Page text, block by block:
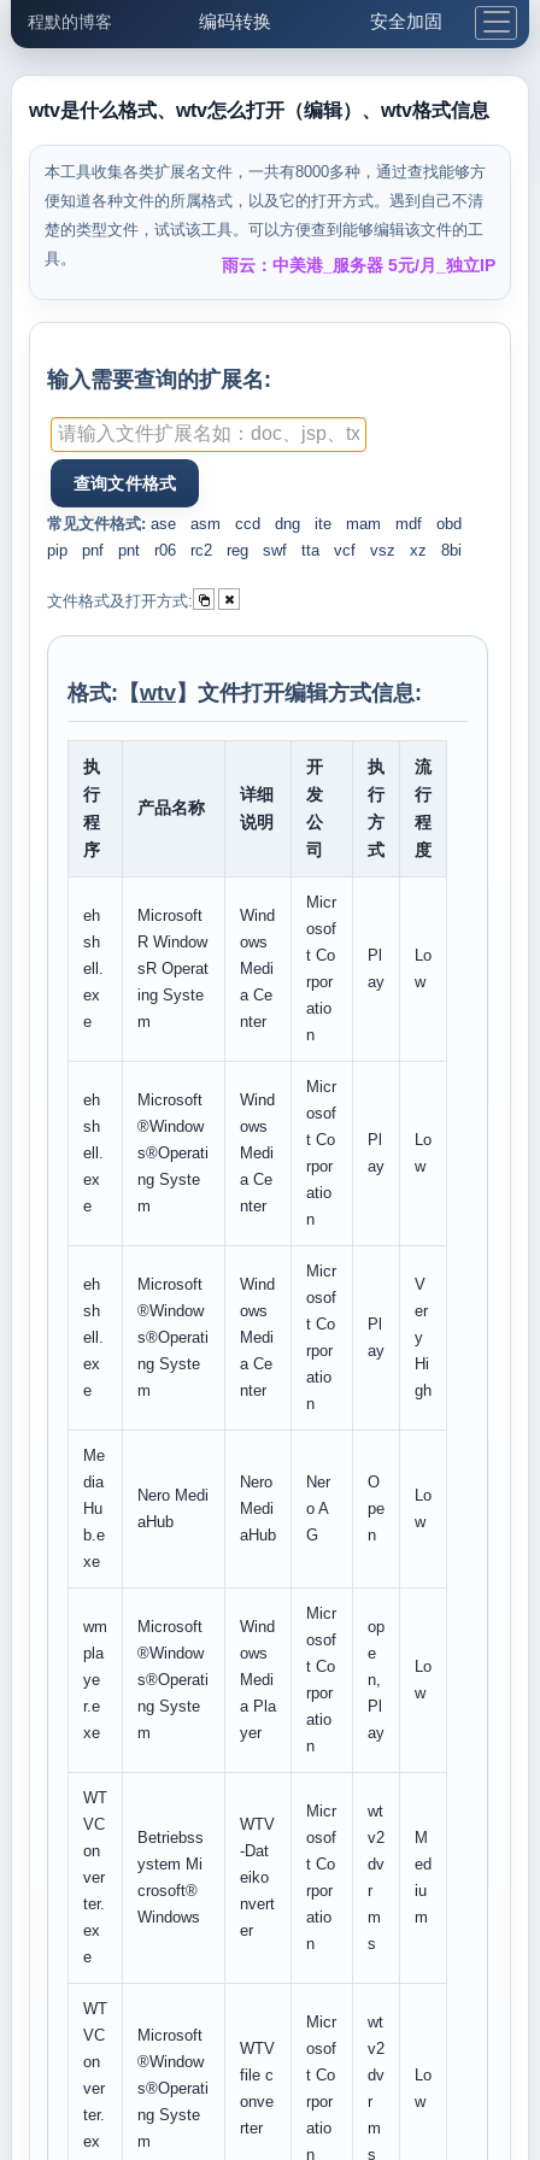
程默的博客 编码转换 安全加固
邮件工具 生活便民 更多工具
5.1支付宝大红包
wtv是什么格式、wtv怎么打开（编辑）、wtv格式信息
本工具收集各类扩展名文件，一共有8000多种，通过查找能够方
便知道各种文件的所属格式，以及它的打开方式。遇到自己不清
楚的类型文件，试试该工具。可以方便查到能够编辑该文件的工
具。
雨云：中美港_服务器 5元/月_独立IP
输入需要查询的扩展名:
常见文件格式: ase asm ccd dng ite mam mdf
obd
pip
pnf pnt r06 rc2 reg swf tta vcf vsz xz 8bi
文件格式及打开方式:
格式:【wtv】文件打开编辑方式信息:
执
行
程
序
产品名称
详细
说明
开
发
公
司
执
行
方
式
流
行
程
度
eh
sh
ell.
ex
e
Microsoft
R Window
sR Operat
ing Syste
m
Wind
ows
Medi
a Ce
nter
Micr
osof
t Co
rpor
atio
n
Pl
ay
Lo
w
eh
sh
ell.
ex
e
Microsoft
®Window
s®Operati
ng Syste
m
Wind
ows
Medi
a Ce
nter
Micr
osof
t Co
rpor
atio
n
Pl
ay
Lo
w
eh
sh
ell.
ex
e
Microsoft
®Window
s®Operati
ng Syste
m
Wind
ows
Medi
a Ce
nter
Micr
osof
t Co
rpor
atio
n
Pl
ay
V
er
y
Hi
gh
Me
dia
Hu
b.e
xe
Nero Medi
aHub
Nero
Medi
aHub
Ner
o A
G
O
pe
n
Lo
w
wm
pla
ye
r.e
xe
Microsoft
®Window
s®Operati
ng Syste
m
Wind
ows
Medi
a Pla
yer
Micr
osof
t Co
rpor
atio
n
op
e
n,
Pl
ay
Lo
w
WT
VC
on
ver
ter.
ex
e
Betriebss
ystem Mi
crosoft®
Windows
WTV
-Dat
eiko
nvert
er
Micr
osof
t Co
rpor
atio
n
wt
v2
dv
r
m
s
M
ed
iu
m
WT
VC
on
ver
ter.
ex
Microsoft
®Window
s®Operati
ng Syste
m
WTV
file c
onve
rter
Micr
osof
t Co
rpor
atio
n
wt
v2
dv
r
m
s
Lo
w